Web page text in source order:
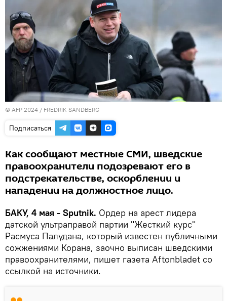
© AFP 2024 / FREDRIK SANDBERG
Подписаться
Как сообщают местные СМИ, шведские
правоохранители подозревают его в
подстрекательстве, оскорблении и
нападении на должностное лицо.
БАКУ, 4 мая - Sputnik. Ордер на арест лидера
датской ультраправой партии "Жесткий курс"
Расмуса Палудана, который известен публичными
сожжениями Корана, заочно выписан шведскими
правоохранителями, пишет газета Aftonbladet со
ссылкой на источники.